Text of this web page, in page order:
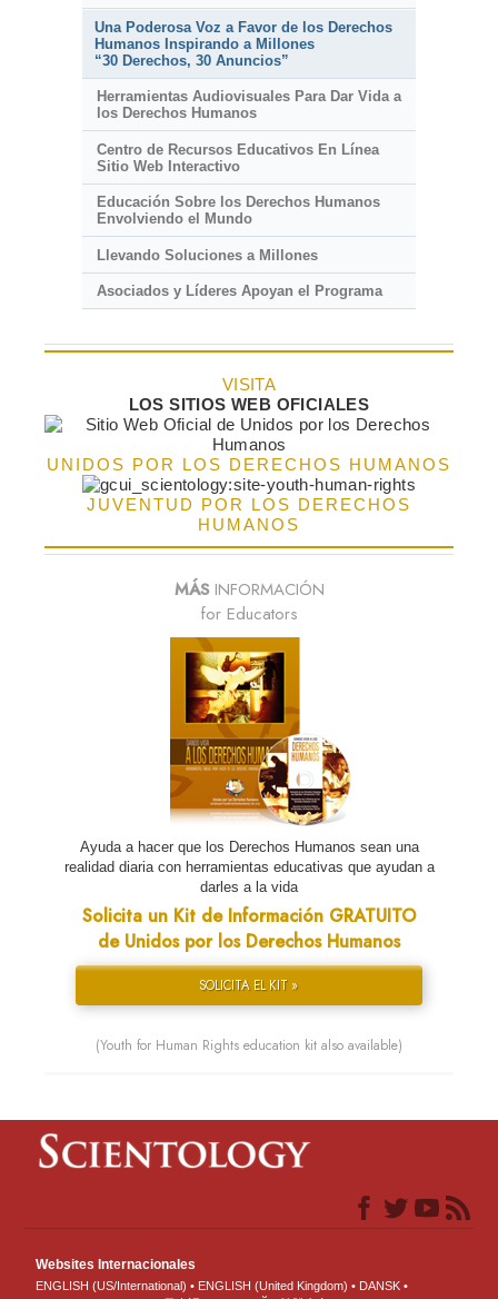
Una Poderosa Voz a Favor de los Derechos
Humanos Inspirando a Millones
“30 Derechos, 30 Anuncios”
Herramientas Audiovisuales Para Dar Vida a
los Derechos Humanos
Centro de Recursos Educativos En Línea
Sitio Web Interactivo
Educación Sobre los Derechos Humanos
Envolviendo el Mundo
Llevando Soluciones a Millones
Asociados y Líderes Apoyan el Programa
VISITA
LOS SITIOS WEB OFICIALES
UNIDOS POR LOS DERECHOS HUMANOS
JUVENTUD POR LOS DERECHOS
HUMANOS
MÁSINFORMACIÓN
for Educators
Ayuda a hacer que los Derechos Humanos sean una
realidad diaria con herramientas educativas que ayudan a
darles a la vida
Solicita un Kit de Información GRATUITO
de Unidos por los Derechos Humanos
SOLICITA EL KIT »
(Youth for Human Rights education kit also available)
Websites Internacionales
ENGLISH (US/International) ENGLISH (United Kingdom)
DANSK